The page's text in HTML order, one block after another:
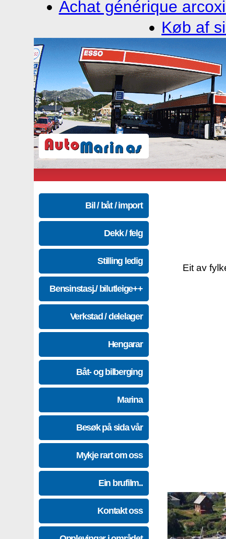
Achat générique
Køb af
Bil / båt / import
Dekk / felg
Stilling ledig
Bensinstasj./ bilutleige++
Verkstad / delelager
Hengarar
Båt- og bilberging
Marina
Besøk på sida vår
Mykje rart om oss
Ein brufilm..
Kontakt oss
Eit av